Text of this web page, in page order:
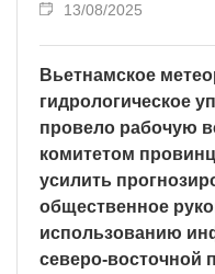
13/08/2025
Вьетнамское
гидрологическое
провело рабочую
комитетом
усилить
общественное
использованию
северо-восточной